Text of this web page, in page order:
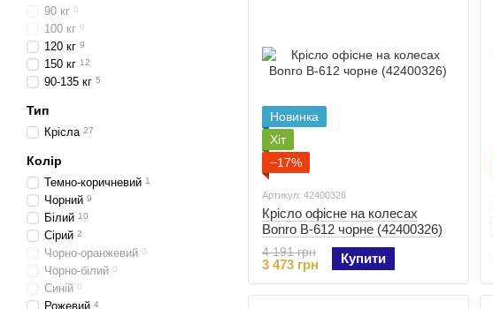
Новинка
Хіт
−17%
Артикул: 42400326
Крісло офісне на колесах
Bonro B-612 чорне (42400326)
4 191 грн
3 473 грн Купити
90 кг 0
100 кг 0
120 кг 9
150 кг 12
90-135 кг 5
Тип
Крісла 27
Колір
Темно-коричневий 1
Чорний 9
Білий 10
Сірий 2
Чорно-оранжевий 0
Чорно-білий 0
Синій 0
Рожевий 4